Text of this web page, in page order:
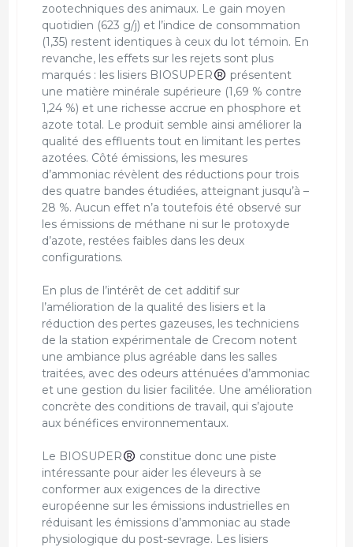
zootechniques des animaux. Le gain moyen
quotidien (623 g/j) et l’indice de consommation
(1,35) restent identiques à ceux du lot témoin. En
revanche, les effets sur les rejets sont plus
marqués : les lisiers BIOSUPER
présentent
une matière minérale supérieure (1,69 % contre
1,24 %) et une richesse accrue en phosphore et
azote total. Le produit semble ainsi améliorer la
qualité des effluents tout en limitant les pertes
azotées. Côté émissions, les mesures
d’ammoniac révèlent des réductions pour trois
des quatre bandes étudiées, atteignant jusqu’à –
28 %. Aucun effet n’a toutefois été observé sur
les émissions de méthane ni sur le protoxyde
d’azote, restées faibles dans les deux
configurations.
En plus de l’intérêt de cet additif sur
l’amélioration de la qualité des lisiers et la
réduction des pertes gazeuses, les techniciens
de la station expérimentale de Crecom notent
une ambiance plus agréable dans les salles
traitées, avec des odeurs atténuées d’ammoniac
et une gestion du lisier facilitée. Une amélioration
concrète des conditions de travail, qui s’ajoute
aux bénéfices environnementaux.
Le BIOSUPER
constitue donc une piste
intéressante pour aider les éleveurs à se
conformer aux exigences de la directive
européenne sur les émissions industrielles en
réduisant les émissions d’ammoniac au stade
physiologique du post-sevrage. Les lisiers